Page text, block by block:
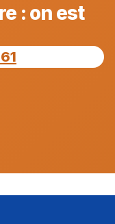
: on est